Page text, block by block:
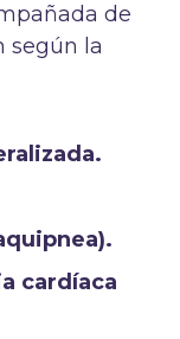
de
según la
cardíaca